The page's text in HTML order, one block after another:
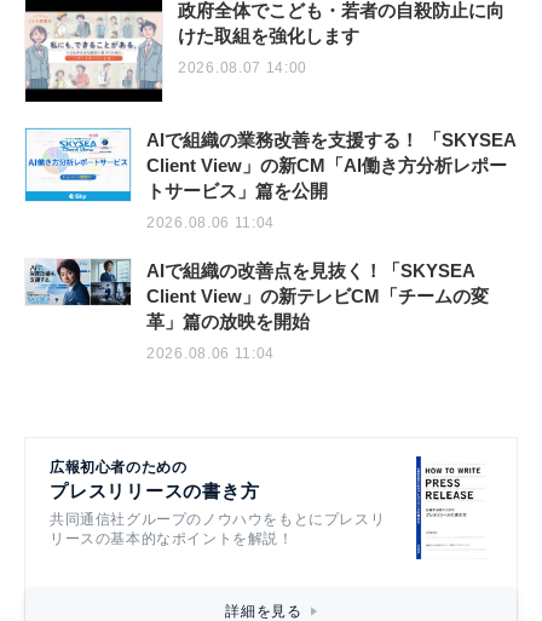
政府全体でこども・若者の自殺防止に向
けた取組を強化します
2026.08.07 14:00
AIで組織の業務改善を支援する！ 「SKYSEA
Client View」の新CM「AI働き方分析レポー
トサービス」篇を公開
2026.08.06 11:04
AIで組織の改善点を見抜く！「SKYSEA
Client View」の新テレビCM「チームの変
革」篇の放映を開始
2026.08.06 11:04
広報初心者のための
プレスリリースの書き方
共同通信社グループのノウハウをもとにプレスリ
リースの基本的なポイントを解説！
詳細を見る